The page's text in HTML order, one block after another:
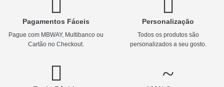
Pagamentos Fáceis
Pague com MBWAY, Multibanco ou
Cartão no Checkout.
Personalização
Todos os produtos são
personalizados a seu gosto.